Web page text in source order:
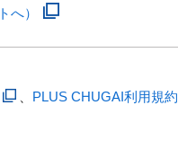
へ）
PLUS CHUGAI利用規約